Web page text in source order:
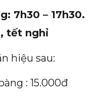
7h30 – 17h30.
tết nghỉ
hiệu sau:
: 15.000đ